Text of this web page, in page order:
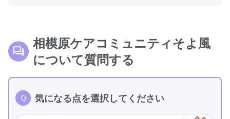
相模原ケアコミュニティそよ風
について質問する
気になる点を選択してください